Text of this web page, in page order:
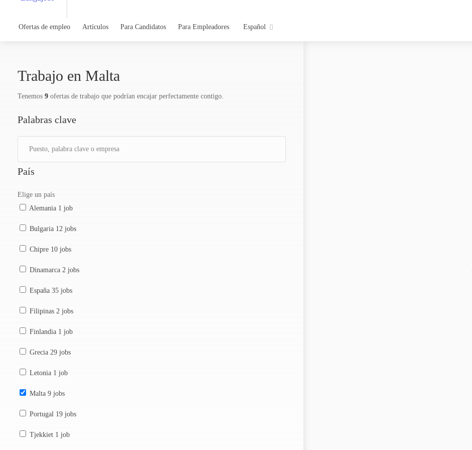
Ofertas de empleo Artículos Para Candidatos Para Empleadores Español
Trabajo en Malta
Tenemos 9 ofertas de trabajo que podrían encajar perfectamente contigo.
Palabras clave
País
Elige un país
Alemania 1 job
Bulgaria 12 jobs
Chipre 10 jobs
Dinamarca 2 jobs
España 35 jobs
Filipinas 2 jobs
Finlandia 1 job
Grecia 29 jobs
Letonia 1 job
Malta 9 jobs
Portugal 19 jobs
Tjekkiet 1 job